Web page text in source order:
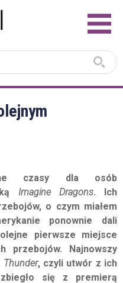
czasy dla osób
Imagine Dragons. Ich
o czym miałem
ponownie dali
pierwsze miejsce
przebojów. Najnowszy
Thunder, czyli utwór z ich
się z premierą